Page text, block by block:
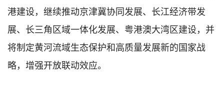
港建设，继续推动京津冀协同发展、长江经济带发
展、长三角区域一体化发展、粤港澳大湾区建设，并
将制定黄河流域生态保护和高质量发展新的国家战
略，增强开放联动效应。